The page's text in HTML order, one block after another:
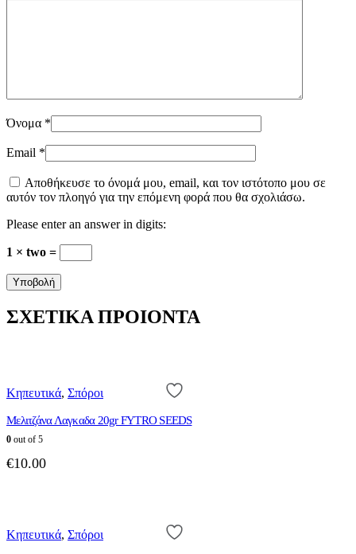
Όνομα *
Email *
Αποθήκευσε το όνομά μου, email, και τον ιστότοπο μου σε
αυτόν τον πλοηγό για την επόμενη φορά που θα σχολιάσω.
Please enter an answer in digits:
1 × two =
ΣΧΕΤΙΚΑ ΠΡΟΙΟΝΤΑ
Κηπευτικά, Σπόροι
Μελιτζάνα Λαγκαδα 20gr FYTRO SEEDS
0 out of 5
€10.00
προϊόν
Κηπευτικά, Σπόροι